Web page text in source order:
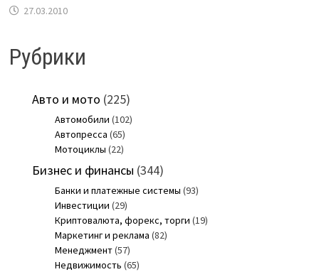
27.03.2010
Рубрики
Авто и мото (225)
Автомобили (102)
Автопресса (65)
Мотоциклы (22)
Бизнес и финансы (344)
Банки и платежные системы (93)
Инвестиции (29)
Криптовалюта, форекс, торги (19)
Маркетинг и реклама (82)
Менеджмент(57)
Недвижимость (65)